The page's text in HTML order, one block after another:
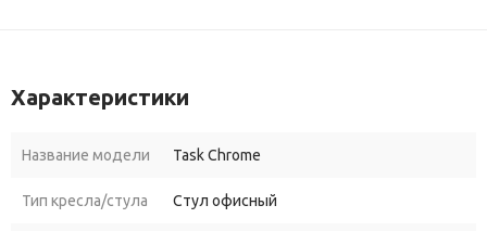
Характеристики
Название модели Task Chrome
Тип кресла/стула Стул офисный